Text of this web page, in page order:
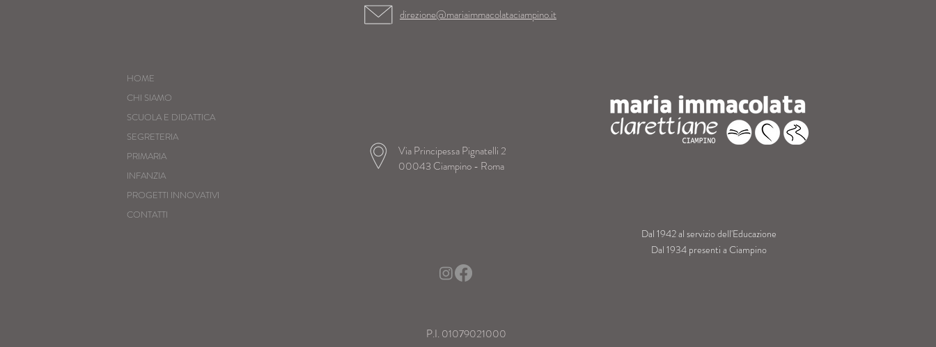
direzione@mariaimmacolataciampino.it
HOME
CHI SIAMO
SCUOLA E DIDATTICA
SEGRETERIA
PRIMARIA
INFANZIA
PROGETTI INNOVATIVI
CONTATTI
Via Principessa Pignatelli 2
00043 Ciampino - Roma
Dal 1942 al servizio dell'Educazione
Dal 1934 presenti a Ciampino
P.I. 01079021000